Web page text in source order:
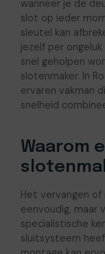
wanneer je de
slot op ieder
sleutel kan
jezelf per
snel geholpen
slotenmaker. In
ervaren vakman
snelheid
Waarom
Het vervangen
eenvoudig, maar
specialistische
sluitsysteem